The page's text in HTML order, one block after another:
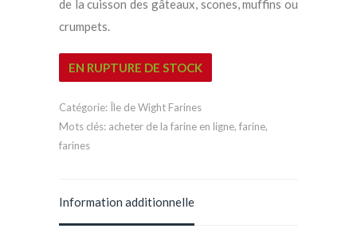
de la cuisson des gâteaux, scones, muffins ou
crumpets.
EN RUPTURE DE STOCK
Catégorie: Île de Wight Farines
Mots clés: acheter de la farine en ligne, farine,
farines
Information additionnelle